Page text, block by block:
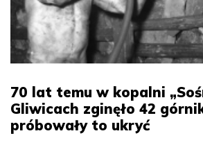
70 lat temu w kopalni
Gliwicach zginęło 42
próbowały to ukryć